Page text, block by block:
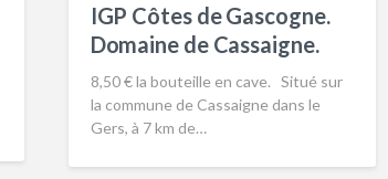
IGP Côtes de Gascogne.
Domaine de Cassaigne.
8,50 € la bouteille en cave. Situé sur
la commune de Cassaigne dans le
Gers, à 7 km de…